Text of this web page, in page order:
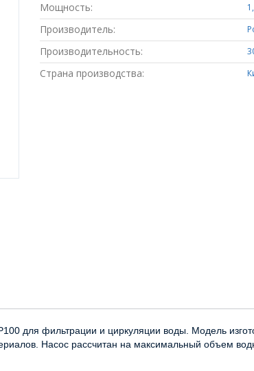
Мощность:
Производитель:
Производительность:
Страна производства:
для фильтрации и циркуляции воды. Модель
Насос рассчитан на максимальный объем